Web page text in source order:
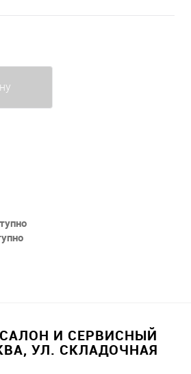
И СЕРВИСНЫЙ
УЛ. СКЛАДОЧНАЯ